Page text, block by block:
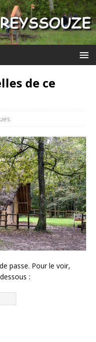
de ce
passe. Pour le voir,
: